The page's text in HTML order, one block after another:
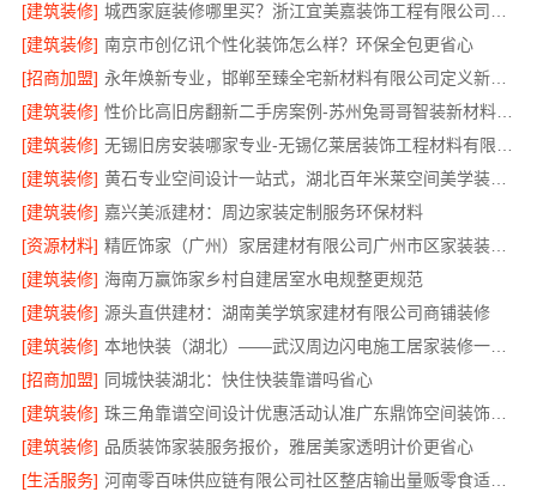
[建筑装修]
[建筑装修] 南京市创亿讯个性化装饰怎么样？环保全包更省心
[招商加盟]
永年焕新专业，邯郸至臻全宅新材料有限公司定义新一代家装体验
[建筑装修]
性价比高旧房翻新二手房案例-苏州兔哥哥智装新材料有限公司
[建筑装修]
[建筑装修]
黄石专业空间设计一站式，湖北百年米莱空间美学装饰材料有限公司
[建筑装修] 嘉兴美派建材：周边家装定制服务环保材料
[资源材料]
精匠饰家（广州）家居建材有限公司广州市区家装装修新房报价
[建筑装修] 海南万赢饰家乡村自建居室水电规整更规范
[建筑装修] 源头直供建材：湖南美学筑家建材有限公司商铺装修
[建筑装修]
本地快装（湖北）——武汉周边闪电施工居家装修一楼带院
[招商加盟] 同城快装湖北：快住快装靠谱吗省心
[建筑装修]
珠三角靠谱空间设计优惠活动认准广东鼎饰空间装饰工程有限公司
[建筑装修] 品质装饰家装服务报价，雅居美家透明计价更省心
[生活服务]
河南零百味供应链有限公司社区整店输出量贩零食适配全场景